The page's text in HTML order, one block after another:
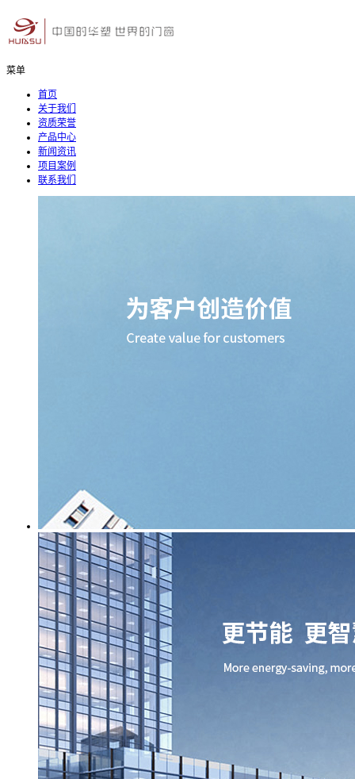
菜单
首页
关于我们
资质荣誉
产品中心
新闻资讯
项目案例
联系我们